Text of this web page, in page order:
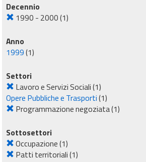
Decennio
1990 - 2000(1)
Anno
1999(1)
Settori
Lavoro e Servizi Sociali(1)
Opere Pubbliche e Trasporti(1)
Programmazione negoziata(1)
Sottosettori
Occupazione(1)
Patti territoriali(1)